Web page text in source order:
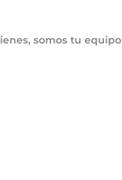
somos tu equipo